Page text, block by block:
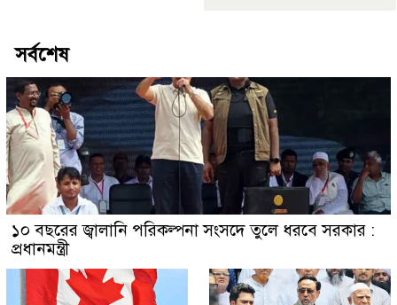
সর্বশেষ
১০ বছরের জ্বালানি পরিকল্পনা সংসদে তুলে ধরবে সরকার :
প্রধানমন্ত্রী